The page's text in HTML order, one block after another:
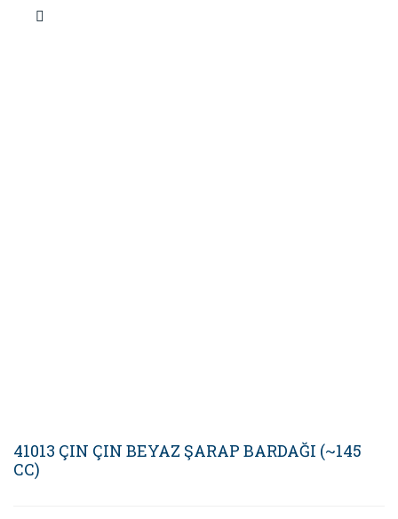
41013 ÇIN ÇIN BEYAZ ŞARAP BARDAĞI (~145
CC)